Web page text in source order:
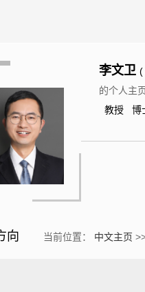
李文卫 (
的个人主
教授 博
向 当前位置： 中文主页